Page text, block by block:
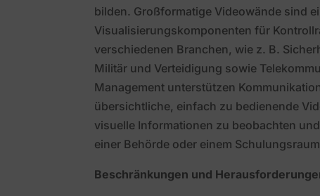
bilden. Großformatige Videowände sind
Visualisierungskomponenten für
verschiedenen Branchen, wie z. B.
Militär und Verteidigung sowie
Management unterstützen
übersichtliche, einfach zu bedienende
visuelle Informationen zu beobachten
einer Behörde oder einem
Beschränkungen und